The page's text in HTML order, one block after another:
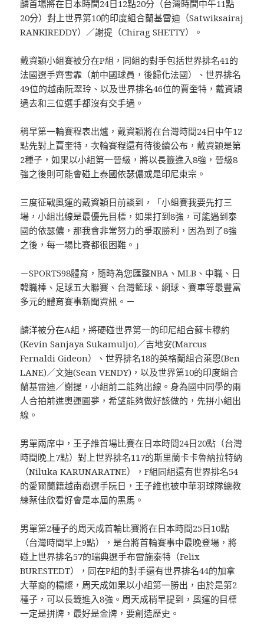
麟首場將在日本時間24日12點20分（台灣時間中午11點
20分）對上世界第10的印度組合蘭基雷迪（Satwiksairaj
RANKIREDDY）／謝提（Chirag SHETTY）。
戴資穎小組賽被分在P組，同組的對手包括世界排名41的
法國選手齊雪霏（前中國球員，後歸化法國）、世界排名
49位的越南阮翠玲、以及世界排名46位的賈奎特，戴資穎
過去和三位選手都沒有交手過。
稍早第一輪賽程表出爐，戴資穎將在台灣時間24日中午12
點先對上賈奎特，次輪賽程還有待後續公布，戴資穎是第
2種子，如果以小組第一晉級，將以長籤進入8強，晉級8
強之後則可能會碰上泰國依瑟儂或是印尼東宗。
三度征戰奧運的戴資穎日前談到，「小組賽我要先打三
場，小組出線是最優先目標，如果打到8強，可能遇到泰
國的依瑟儂，那我會非常努力的爭取勝利，因為到了8強
之後，每一場比賽都很困難。」
－SPORT598體育，隨時為您匯整NBA、MLB、中職、日
韓職棒、足球五大聯賽、台灣籃球、網球、賽車等最豐富
多元的體育賽事新聞資訊。－
麟洋被分在A組，將硬碰世界第一的印尼組合蘇卡穆約
(Kevin Sanjaya Sukamuljo)／吉地安(Marcus
Fernaldi Gideon）、世界排名18的英格蘭組合萊恩(Ben
LANE)／文迪(Sean VENDY)，以及世界第10的印度組合
蘭基雷迪／謝提，小組前二能夠出線。身為國中同學的兩
人合拍前進奧運圓夢，希望能夠做好該做的，先拼小組出
線。
男單兩席中，王子維首場比賽在日本時間24日20點（台灣
時間晚上7點）對上世界排名117的斯里蘭卡卡魯納拉特納
（Niluka KARUNARATNE），F組同組還有世界排名54
的愛爾蘭籍越南裔選手阮日，王子維也被中華羽球隊總教
練蔡佳欣看好會是本屆的黑馬。
男單第2種子的周天成首輪比賽將在日本時間25日10點
（台灣時間早上9點），是台將首輪賽事中最晚登場，將
碰上世界排名57的瑞典選手布雷施泰特（Felix
BURESTEDT），同在P組的對手還有世界排名44的加拿
大華裔的楊燦，周天成如果以小組第一勝出，由於是第2
種子，可以長籤進入8強。周天成稍早提到，奧運的目標
一定是拼牌，最好是金牌，要創造歷史。